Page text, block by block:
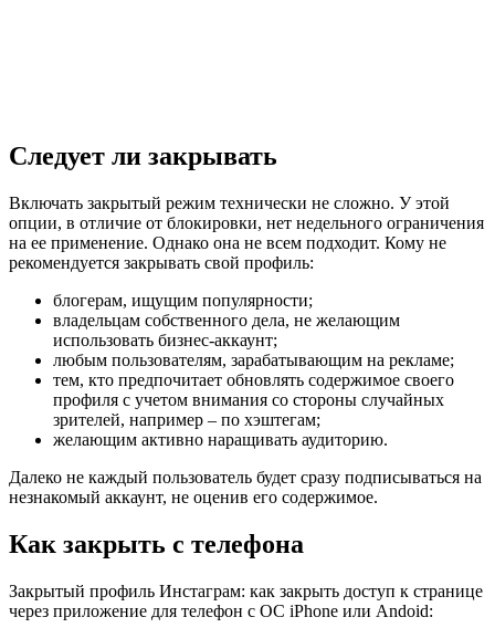
Следует ли закрывать
Включать закрытый режим технически не сложно. У этой
опции, в отличие от блокировки, нет недельного ограничения
на ее применение. Однако она не всем подходит. Кому не
рекомендуется закрывать свой профиль:
блогерам, ищущим популярности;
владельцам собственного дела, не желающим
использовать бизнес-аккаунт;
любым пользователям, зарабатывающим на рекламе;
тем, кто предпочитает обновлять содержимое своего
профиля с учетом внимания со стороны случайных
зрителей, например – по хэштегам;
желающим активно наращивать аудиторию.
Далеко не каждый пользователь будет сразу подписываться на
незнакомый аккаунт, не оценив его содержимое.
Как закрыть с телефона
Закрытый профиль Инстаграм: как закрыть доступ к странице
через приложение для телефон с ОС iPhone или Andoid: